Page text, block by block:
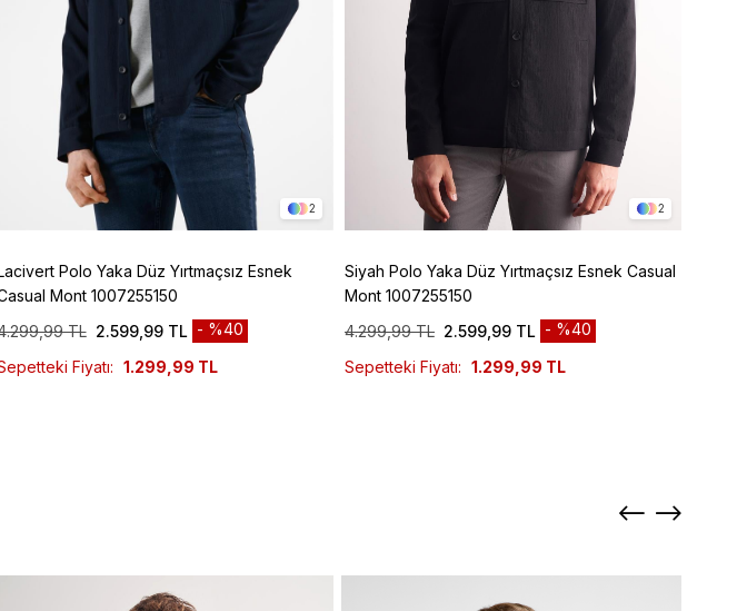
2
Polo Yaka Düz Yırtmaçsız Esnek
Mont 1007255150
TL 2.599,99 TL
%40
Fiyatı: 1.299,99 TL
2
Siyah Polo Yaka Düz Yırtmaçsız Esnek Casual
Mont 1007255150
4.299,99 TL 2.599,99 TL
%40
Sepetteki Fiyatı: 1.299,99 TL